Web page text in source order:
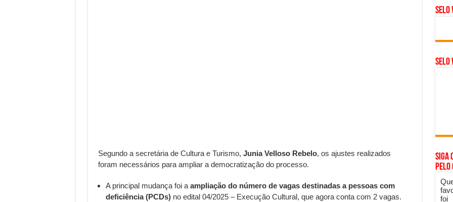
Segundo a secretária de Cultura e Turismo, Junia Velloso Rebelo, os ajustes realizados
foram necessários para ampliar a democratização do processo.
A principal mudança foi a ampliação do número de vagas destinadas a pessoas com
deficiência (PCDs)no edital 04/2025 – Execução Cultural, que agora conta com 2 vagas.
Selo
SELO
Siga
pelo
foi